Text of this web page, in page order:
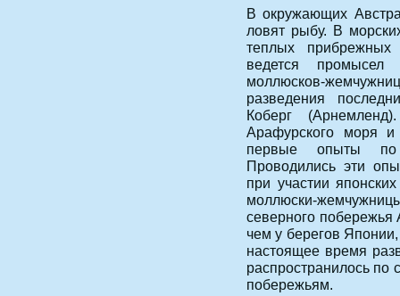
В окружающих
ловят рыбу. В
теплых
ведется промысел
моллюсков-
разведения
Коберг
Арафурского моря
первые опыты по
Проводились эти
при участии
моллюски-
северного побережья
чем у берегов
настоящее время
распространилось по
побережьям.